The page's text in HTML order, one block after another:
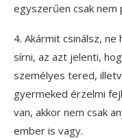
egyszerűen csak nem
4. Akármit csinálsz,
sírni, az azt jelenti,
személyes tered,
gyermeked érzelmi
van, akkor nem csak
ember is vagy.